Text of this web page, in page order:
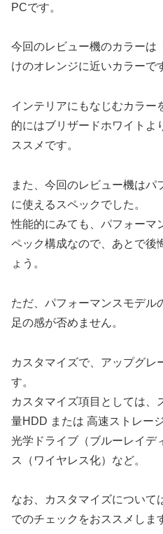
PCです。
今回のレビュー機のカラーは
けのオレンジに近いカラーで
インテリアにもなじむカラー
的にはブリザードホワイトよ
ススメです。
また、今回のレビュー機はパ
に使えるスペックでした。
性能的にみても、パフォーマ
ペック構成なので、あとで後
ょう。
ただ、パフォーマンスモデル
足の感が否めません。
カスタマイズで、アップグレ
す。
カスタマイズ項目としては、
量HDD または 高速ストレー
光学ドライブ（ブルーレイデ
ス（ワイヤレス化）など。
なお、カスタマイズについて
でのチェックをおススメしま